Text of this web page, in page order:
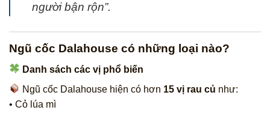
người bận rộn”.
Ngũ cốc Dalahouse có những loại nào?
Danh sách các vị phổ biến
Ngũ cốc Dalahouse hiện có hơn 15 vị rau củ như:
• Cỏ lúa mì